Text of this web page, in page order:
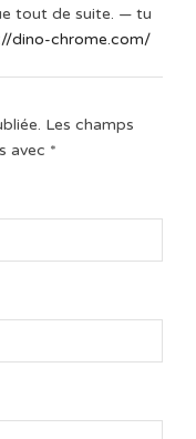
tout de suite. — tu
dino-chrome.com/
Les champs
avec *